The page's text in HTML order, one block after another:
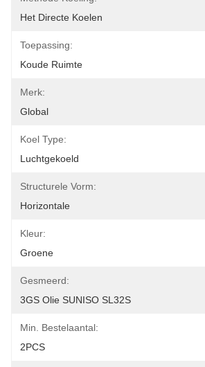
Het Directe Koelen
Toepassing:
Koude Ruimte
Merk:
Global
Koel Type:
Luchtgekoeld
Structurele Vorm:
Horizontale
Kleur:
Groene
Gesmeerd:
3GS Olie SUNISO SL32S
Min. Bestelaantal:
2PCS